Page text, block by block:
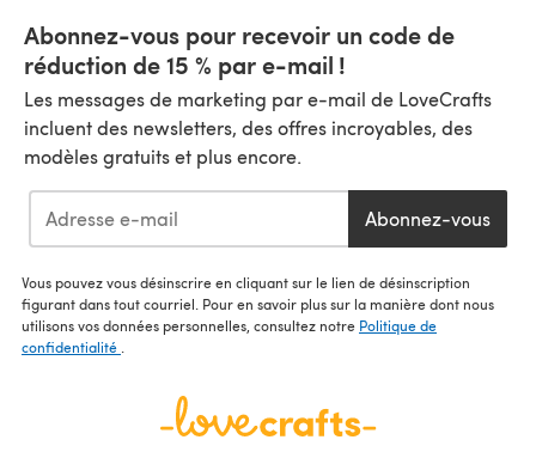
Abonnez-vous pour recevoir un code de
réduction de 15 % par e-mail !
Les messages de marketing par e-mail de LoveCrafts
incluent des newsletters, des offres incroyables, des
modèles gratuits et plus encore.
Abonnez-vous
Vous pouvez vous désinscrire en cliquant sur le lien de désinscription
figurant dans tout courriel. Pour en savoir plus sur la manière dont nous
utilisons vos données personnelles, consultez notre Politique de
confidentialité